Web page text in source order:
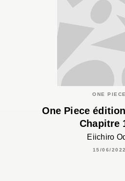
ONE PIECE
One Piece
Chapitre
Eiichiro
15/06/2022